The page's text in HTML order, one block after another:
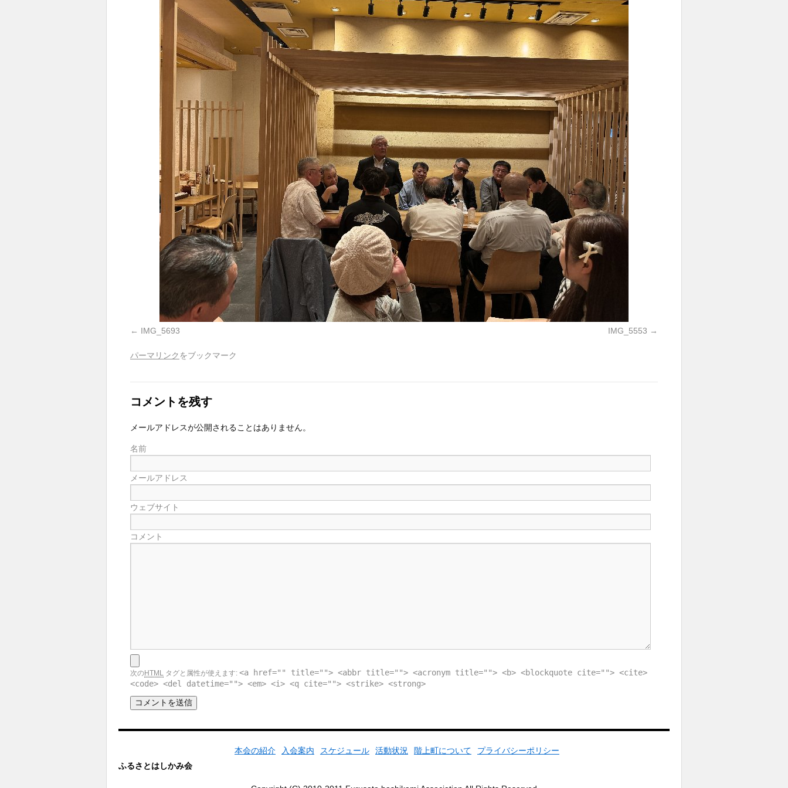
IMG_5693 IMG_5553
パーマリンク をブックマーク
コメントを残す
メールアドレスが公開されることはありません。
名前
メールアドレス
ウェブサイト
コメント
次のHTML タグと属性が使えます: <a href="" title=""> <abbr title=""> <acronym title=""> <b> <blockquote cite=""> <cite>
<code> <del datetime=""> <em> <i> <q cite=""> <strike> <strong>
本会の紹介 入会案内 スケジュール 活動状況 階上町について
プライバシーポリシー
ふるさとはしかみ会